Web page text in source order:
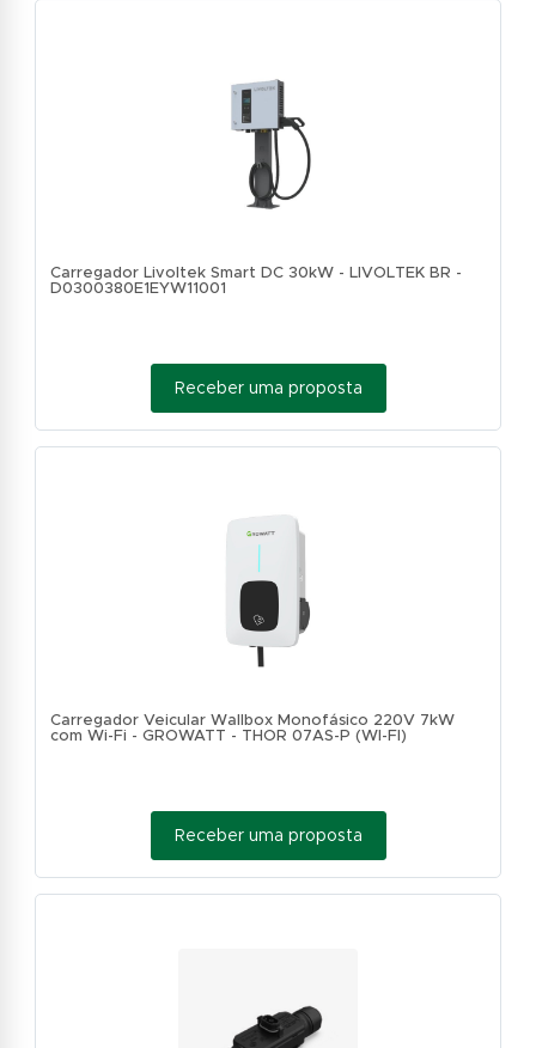
Carregador Livoltek Smart DC 30kW - LIVOLTEK BR -
D0300380E1EYW11001
Receber uma proposta
Carregador Veicular Wallbox Monofásico 220V 7kW
com Wi-Fi - GROWATT - THOR 07AS-P (WI-FI)
Receber uma proposta